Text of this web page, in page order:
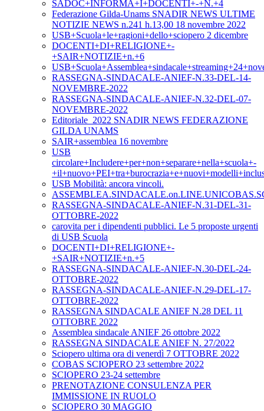
SADOC+INFORMA+I+DOCENTI+-+N.+4
Federazione Gilda-Unams SNADIR NEWS ULTIME
NOTIZIE NEWS n.241 h.13,00 18 novembre 2022
USB+Scuola+le+ragioni+dello+sciopero 2 dicembre
DOCENTI+DI+RELIGIONE+-
+SAIR+NOTIZIE+n.+6
RASSEGNA-SINDACALE-ANIEF-N.33-DEL-14-
NOVEMBRE-2022
RASSEGNA-SINDACALE-ANIEF-N.32-DEL-07-
NOVEMBRE-2022
Editoriale_2022 SNADIR NEWS FEDERAZIONE
GILDA UNAMS
SAIR+assemblea 16 novembre
USB
circolare+Includere+per+non+separare+nella+scuola+-
USB Mobilità: ancora vincoli.
RASSEGNA-SINDACALE-ANIEF-N.31-DEL-31-
OTTOBRE-2022
carovita per i dipendenti pubblici. Le 5 proposte urgenti
di USB Scuola
DOCENTI+DI+RELIGIONE+-
+SAIR+NOTIZIE+n.+5
RASSEGNA-SINDACALE-ANIEF-N.30-DEL-24-
OTTOBRE-2022
RASSEGNA-SINDACALE-ANIEF-N.29-DEL-17-
OTTOBRE-2022
RASSEGNA SINDACALE ANIEF N.28 DEL 11
OTTOBRE 2022
Assemblea sindacale ANIEF 26 ottobre 2022
RASSEGNA SINDACALE ANIEF N. 27/2022
Sciopero ultima ora di venerdì 7 OTTOBRE 2022
COBAS SCIOPERO 23 settembre 2022
SCIOPERO 23-24 settembre
PRENOTAZIONE CONSULENZA PER
IMMISSIONE IN RUOLO
SCIOPERO 30 MAGGIO